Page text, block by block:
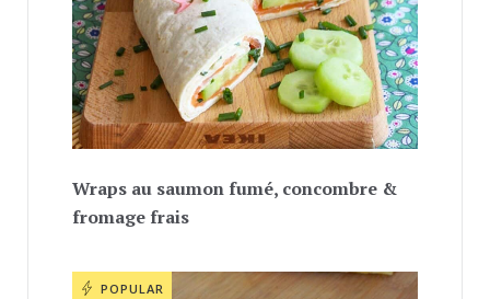
Wraps au saumon fumé, concombre &
fromage frais
POPULAR